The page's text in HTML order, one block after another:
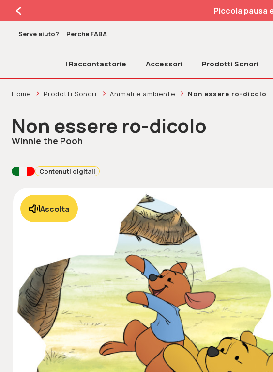
Piccola pausa
Serve aiuto? Perché FABA
I Raccontastorie Accessori Prodotti Sonori
Home Prodotti Sonori Animali e ambiente Non essere ro-dicolo
Non essere ro-dicolo
Winnie the Pooh
Contenuti digitali
Ascolta